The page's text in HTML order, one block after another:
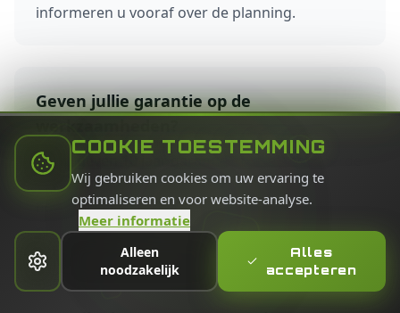
informeren u vooraf over de planning.
Geven jullie garantie op de
Ja, wij geven 10 jaar garantie op alle uitgevoerde
betonreparaties. Deze garantie is conform de
normen van BRL 3201 en CUR 118 en dekt zowel
materiaal als uitvoering.
COOKIE TOESTEMMING
Wij gebruiken cookies om uw ervaring te
optimaliseren en voor website-analyse.
Meer informatie
Alleen
noodzakelijk
Alles
accepteren